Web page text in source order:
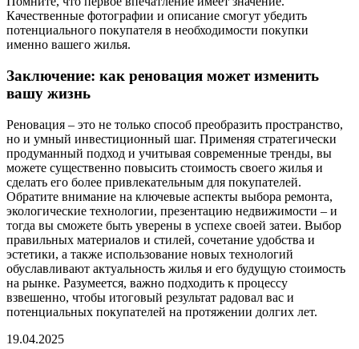
Качественные фотографии и описание смогут убедить
потенциального покупателя в необходимости покупки
именно вашего жилья.
Заключение: как реновация может изменить
вашу жизнь
Реновация – это не только способ преобразить пространство,
но и умный инвестиционный шаг. Применяя стратегически
продуманный подход и учитывая современные тренды, вы
можете существенно повысить стоимость своего жилья и
сделать его более привлекательным для покупателей.
Обратите внимание на ключевые аспекты выбора ремонта,
экологические технологии, презентацию недвижимости – и
тогда вы сможете быть уверены в успехе своей затеи. Выбор
правильных материалов и стилей, сочетание удобства и
эстетики, а также использование новых технологий
обуславливают актуальность жилья и его будущую стоимость
на рынке. Разумеется, важно подходить к процессу
взвешенно, чтобы итоговый результат радовал вас и
потенциальных покупателей на протяжении долгих лет.
19.04.2025